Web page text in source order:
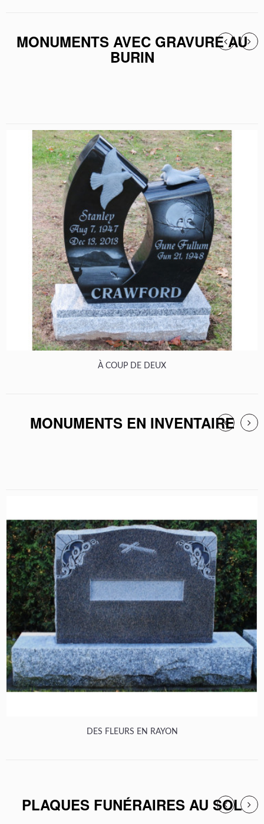
MONUMENTS AVEC GRAVURE AU
BURIN
À COUP DE DEUX
MONUMENTS EN INVENTAIRE
DES FLEURS EN RAYON
PLAQUES FUNÉRAIRES AU SOL